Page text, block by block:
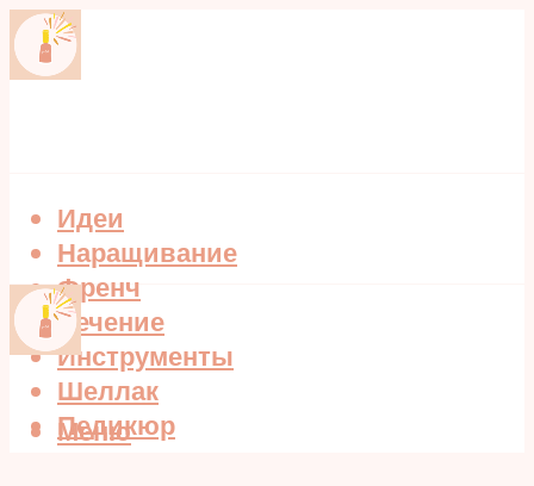
Идеи
Наращивание
Френч
Лечение
Инструменты
Шеллак
Педикюр
Меню